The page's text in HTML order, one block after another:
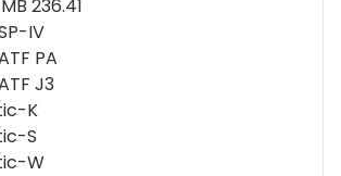
236.41
IV
PA
J3
K
S
W